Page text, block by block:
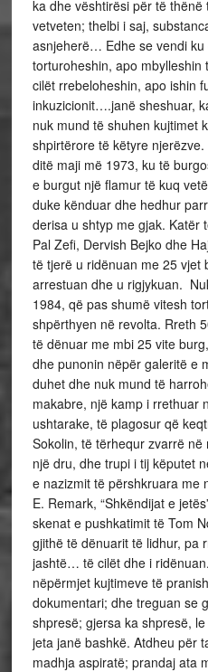
ka dhe vështirësi për të
vetveten; thelbi i saj,
asnjeherë… Edhe se vendi
torturoheshin, apo
cilët rrebeloheshin, apo ishin
inkuzicionit….janë sheshuar,
nuk mund të shuhen kujtimet
shpirtërore të këtyre
ditë maji më 1973, ku të
e burgut një flamur të kuq
duke kënduar dhe hedhur
derisa u shtyp me gjak. Katër
Pal Zefi, Dervish Bejko dhe
të tjerë u ridënuan me 25 vjet
arrestuan dhe u rigjykuan.
1984, që pas shumë vitesh
shpërthyen në revolta. Rreth
të dënuar me mbi 25 vite
dhe punonin nëpër galeritë e
duhet dhe nuk mund të
makabre, një kamp i rrethuar
ushtarake, të plagosur që
Sokolin, të tërhequr zvarrë
një dru, dhe trupi i tij këputet
e nazizmit të përshkruara me
E. Remark, “Shkëndijat e
skenat e pushkatimit të Tom
gjithë të dënuarit të lidhur, pa
jashtë… të cilët dhe i
nëpërmjet kujtimeve të
dokumentari; dhe treguan se
shpresë; gjersa ka shpresë,
jeta janë bashkë. Atdheu për
madhja aspiratë; prandaj ata